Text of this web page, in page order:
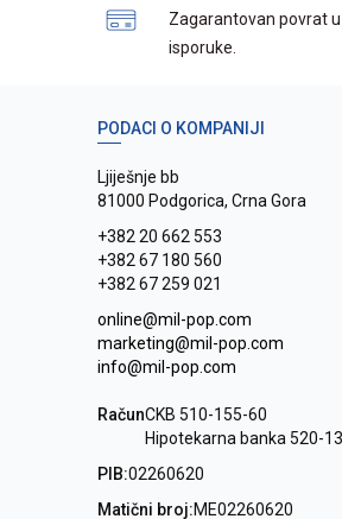
Zagarantovan povrat
isporuke.
PODACI O KOMPANIJI
Ljiješnje bb
81000 Podgorica, Crna Gora
+382 20 662 553
+382 67 180 560
+382 67 259 021
online@mil-pop.com
marketing@mil-pop.com
info@mil-pop.com
RačunCKB 510-155-60
Hipotekarna banka 520-
PIB:02260620
Matični broj:ME02260620